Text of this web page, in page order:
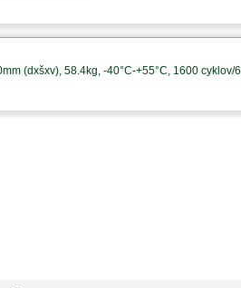
(dxšxv), 58.4kg, -40°C-+55°C, 1600 cyklov/